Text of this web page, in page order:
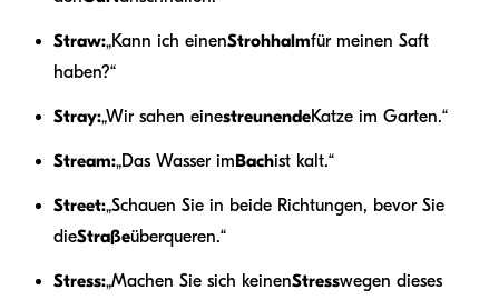
Straw:„Kann ich einenStrohhalmfür meinen Saft
haben?“
Stray:„Wir sahen einestreunendeKatze im Garten.“
Stream:„Das Wasser imBachist kalt.“
Street:„Schauen Sie in beide Richtungen, bevor Sie
dieStraßeüberqueren.“
Stress:„Machen Sie sich keinenStresswegen dieses